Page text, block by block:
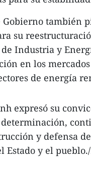
Gobierno también
su
Industria y
en los
de energía
expresó su
y defensa
Estado y el